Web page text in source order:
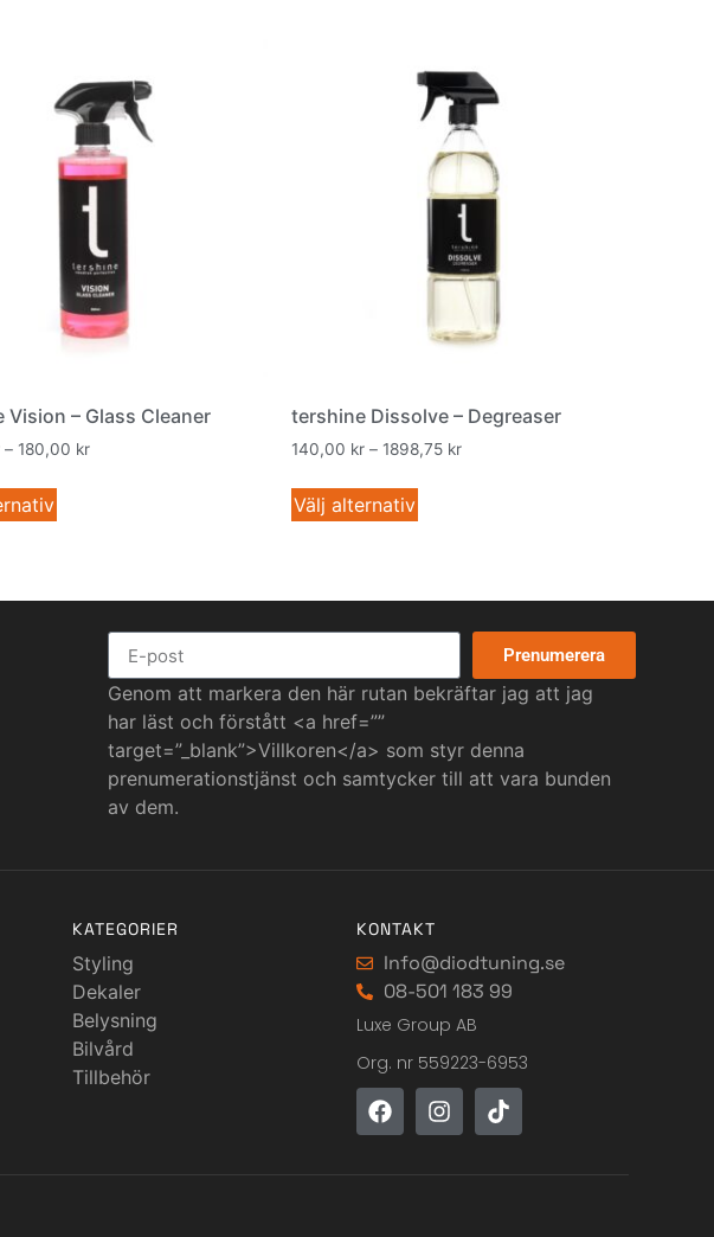
Vision – Glass Cleaner
– 180,00 kr
tershine Dissolve – Degreaser
140,00 kr – 1898,75 kr
Välj alternativ
Prenumerera
Genom att markera den här rutan bekräftar jag att jag
har läst och förstått <a href=””
target=”_blank”>Villkoren</a> som styr denna
prenumerationstjänst och samtycker till att vara bunden
av dem.
KATEGORIER
Styling
Dekaler
Belysning
Bilvård
Tillbehör
KONTAKT
Info@diodtuning.se
08-501 183 99
Luxe Group AB
Org. nr 559223-6953